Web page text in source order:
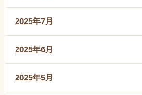
2025年7月
2025年6月
2025年5月